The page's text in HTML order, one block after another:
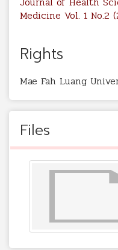
Medicine Vol. 1 No.2
Rights
Mae Fah Luang
Files